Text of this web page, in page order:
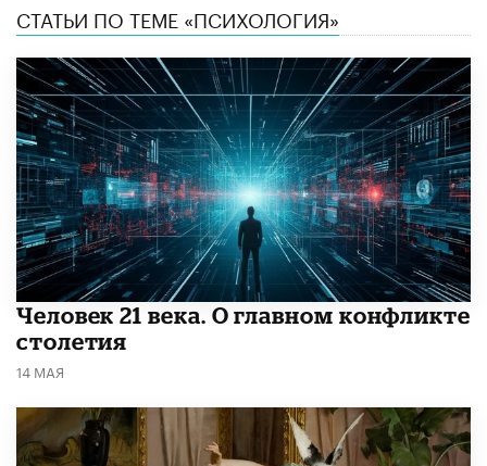
СТАТЬИ ПО ТЕМЕ «ПСИХОЛОГИЯ»
​Человек 21 века. О главном конфликте
столетия
14 МАЯ